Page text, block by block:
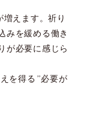
えます。祈り
みを緩める働き
が必要に感じら
を得る”必要が